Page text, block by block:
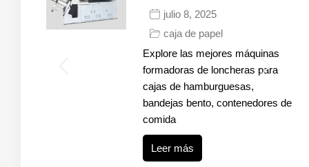
julio 8, 2025
caja de papel
Explore las mejores máquinas
formadoras de loncheras para
cajas de hamburguesas,
bandejas bento, contenedores de
comida
Leer más